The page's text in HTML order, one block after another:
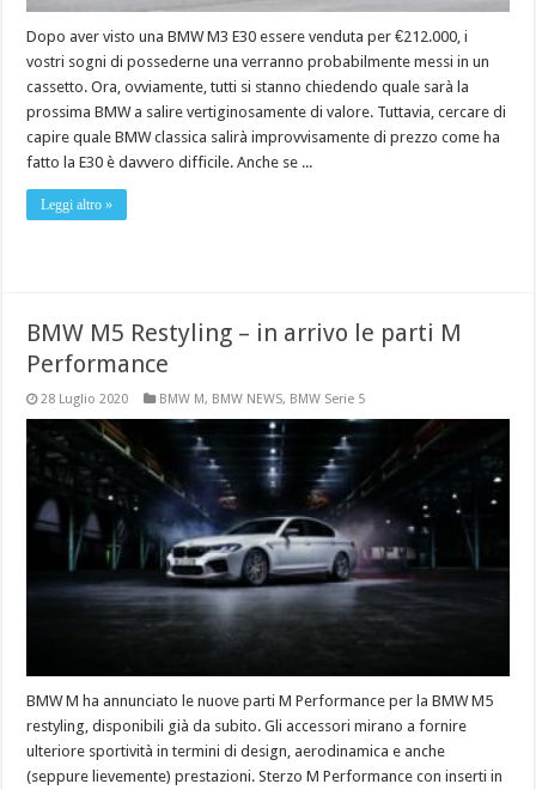
Dopo aver visto una BMW M3 E30 essere venduta per €212.000, i
vostri sogni di possederne una verranno probabilmente messi in un
cassetto. Ora, ovviamente, tutti si stanno chiedendo quale sarà la
prossima BMW a salire vertiginosamente di valore. Tuttavia, cercare di
capire quale BMW classica salirà improvvisamente di prezzo come ha
fatto la E30 è davvero difficile. Anche se ...
Leggi altro »
BMW M5 Restyling – in arrivo le parti M
Performance
28 Luglio 2020 BMW M, BMW NEWS, BMW Serie 5
BMW M ha annunciato le nuove parti M Performance per la BMW M5
restyling, disponibili già da subito. Gli accessori mirano a fornire
ulteriore sportività in termini di design, aerodinamica e anche
(seppure lievemente) prestazioni. Sterzo M Performance con inserti in